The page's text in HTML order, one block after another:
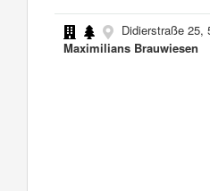
Didierstraße 25,
Maximilians Brauwiesen